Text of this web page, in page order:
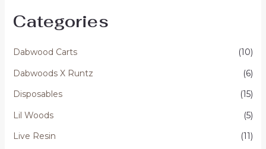
Categories
Dabwood Carts
(10)
Dabwoods X Runtz
(6)
Disposables
(15)
Lil Woods
(5)
Live Resin
(11)